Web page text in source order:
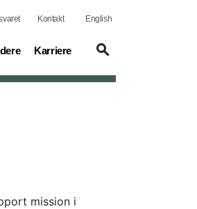
Kontakt English
Karriere
(current)
mission i